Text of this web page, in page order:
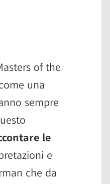
of the
una
sempre
le
e
che da